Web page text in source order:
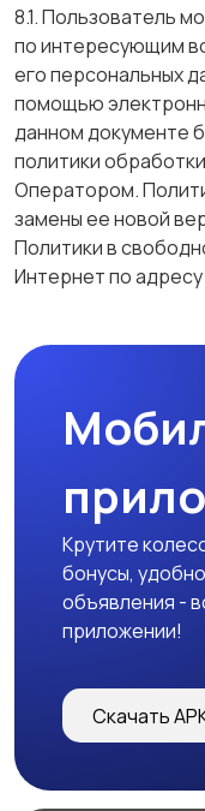
8.1. Пользователь
по интересующим
его персональных
помощью
данном документе
политики
Оператором.
замены ее новой
Политики в
Интернет по
Крутите
бонусы,
объявления -
приложении!
Скачать